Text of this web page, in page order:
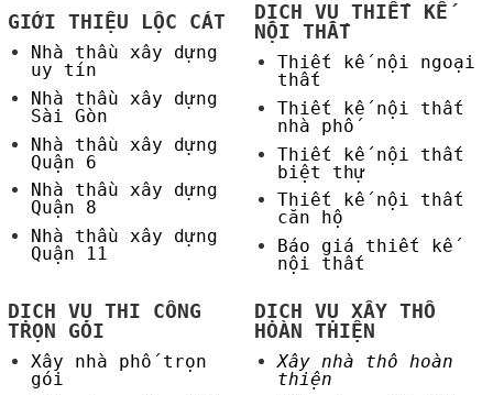
GIỚI THIỆU LỘC CÁT
Nhà thầu xây dựng
uy tín
Nhà thầu xây dựng
Sài Gòn
Nhà thầu xây dựng
Quận 6
Nhà thầu xây dựng
Quận 8
Nhà thầu xây dựng
Quận 11
DỊCH VỤ THIẾT KẾ
NỘI THẤT
Thiết kế nội ngoại
thất
Thiết kế nội thất
nhà phố
Thiết kế nội thất
biệt thự
Thiết kế nội thất
căn hộ
Báo giá thiết kế
nội thất
DỊCH VỤ THI CÔNG
TRỌN GÓI
Xây nhà phố trọn
gói
DỊCH VỤ XÂY THÔ
HOÀN THIỆN
Xây nhà thô hoàn
thiện